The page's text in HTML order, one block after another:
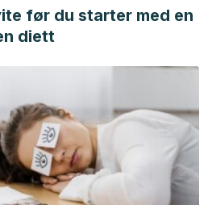
før du starter med en
diett